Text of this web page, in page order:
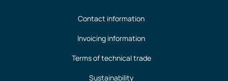
Contact information
Invoicing information
Terms of technical trade
Sustainability